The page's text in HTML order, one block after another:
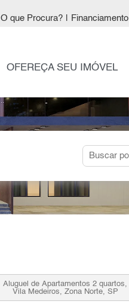
O que Procura? Financiamento
OFEREÇA SEU IMÓVEL
Aluguel de Apartamentos 2 quartos,
Vila Medeiros, Zona Norte, SP